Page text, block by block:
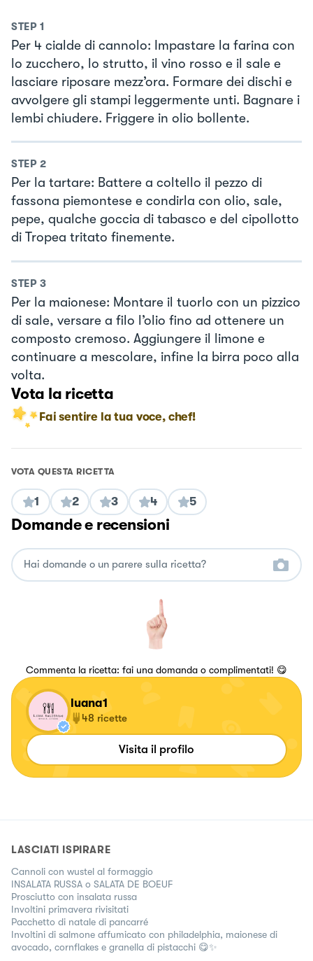
STEP 1
Per 4 cialde di cannolo: Impastare la farina con
lo zucchero, lo strutto, il vino rosso e il sale e
lasciare riposare mezz’ora. Formare dei dischi e
avvolgere gli stampi leggermente unti. Bagnare i
lembi chiudere. Friggere in olio bollente.
STEP 2
Per la tartare: Battere a coltello il pezzo di
fassona piemontese e condirla con olio, sale,
pepe, qualche goccia di tabasco e del cipollotto
di Tropea tritato finemente.
STEP 3
Per la maionese: Montare il tuorlo con un pizzico
di sale, versare a filo l’olio fino ad ottenere un
composto cremoso. Aggiungere il limone e
continuare a mescolare, infine la birra poco alla
volta.
Vota la ricetta
Fai sentire la tua voce, chef!
VOTA QUESTA RICETTA
1 2 3 4 5
Domande e recensioni
Commenta la ricetta: fai una domanda o complimentati! 😋
luana1
48 ricette
Visita il profilo
LASCIATI ISPIRARE
Cannoli con wustel al formaggio
INSALATA RUSSA o SALATA DE BOEUF
Prosciutto con insalata russa
Involtini primavera rivisitati
Pacchetto di natale di pancarré
Involtini di salmone affumicato con philadelphia, maionese di
avocado, cornflakes e granella di pistacchi 😋✨